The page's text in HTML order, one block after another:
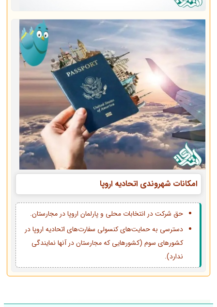
امکانات شهروندی اتحادیه اروپا
حق شرکت در انتخابات محلی و پارلمان اروپا در مجارستان.
دسترسی به حمایت‌های کنسولی سفارت‌های اتحادیه اروپا در
کشورهای سوم (کشورهایی که مجارستان در آنها نمایندگی
ندارد).